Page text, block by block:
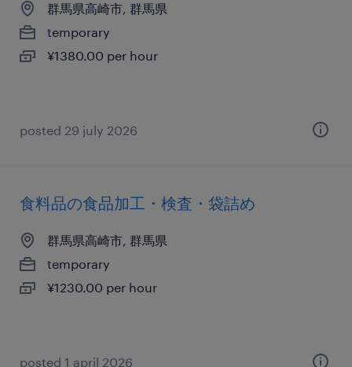
群馬県高崎市, 群馬県
temporary
¥1380.00 per hour
posted 29 july 2026
食料品の食品加工・検査・袋詰め
群馬県高崎市, 群馬県
temporary
¥1230.00 per hour
posted 1 april 2026